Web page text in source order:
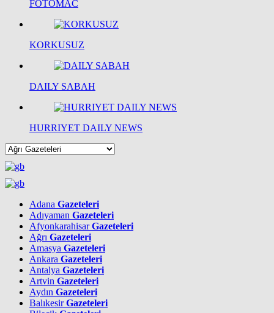
FOTOMAC
KORKUSUZ
DAILY SABAH
HURRIYET DAILY NEWS
Adana Gazeteleri
Adıyaman Gazeteleri
AfyonkarahisarGazeteleri
Ağrı Gazeteleri
Amasya Gazeteleri
Ankara Gazeteleri
Antalya Gazeteleri
Artvin Gazeteleri
Aydın Gazeteleri
BalıkesirGazeteleri